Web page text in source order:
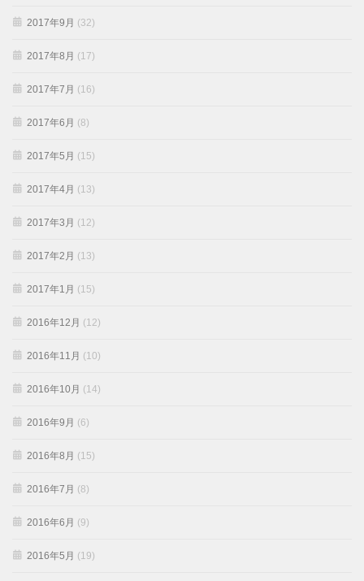
2017年9月 (32)
2017年8月 (17)
2017年7月 (16)
2017年6月 (8)
2017年5月 (15)
2017年4月 (13)
2017年3月 (12)
2017年2月 (13)
2017年1月 (15)
2016年12月 (12)
2016年11月 (10)
2016年10月 (14)
2016年9月 (6)
2016年8月 (15)
2016年7月 (8)
2016年6月 (9)
2016年5月 (19)